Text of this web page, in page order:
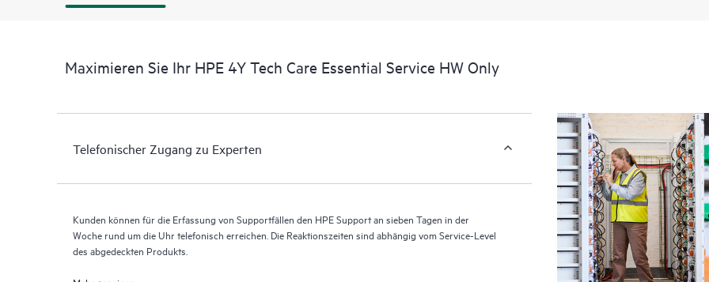
ausführen und ein Portal mit
HPE Tech Care Service
für Operational Excellence und
Maximieren Sie Ihr HPE 4Y Tech Care Essential Service HW Only
Telefonischer Zugang zu Experten
Kunden können für die Erfassung von Supportfällen den HPE Support an sieben Tagen in der
Woche rund um die Uhr telefonisch erreichen. Die Reaktionszeiten sind abhängig vom Service-Level
des abgedeckten Produkts.